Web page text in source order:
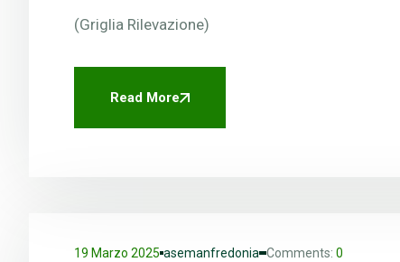
(Griglia Rilevazione)
Read More
19 Marzo 2025 asemanfredonia Comments: 0